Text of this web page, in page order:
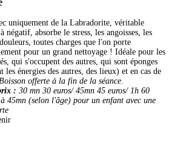
uniquement de la Labradorite, véritable
négatif, absorbe le stress, les angoisses, les
toutes charges que l'on porte
pour un grand nettoyage ! Idéale pour les
qui s'occupent des autres, qui sont éponges
les énergies des autres, des lieux) et en cas de
offerte à la fin de la séance.
: 30 mn 30 euros/ 45mn 45 euros/ 1h 60
45mn (selon l'âge) pour un enfant avec une